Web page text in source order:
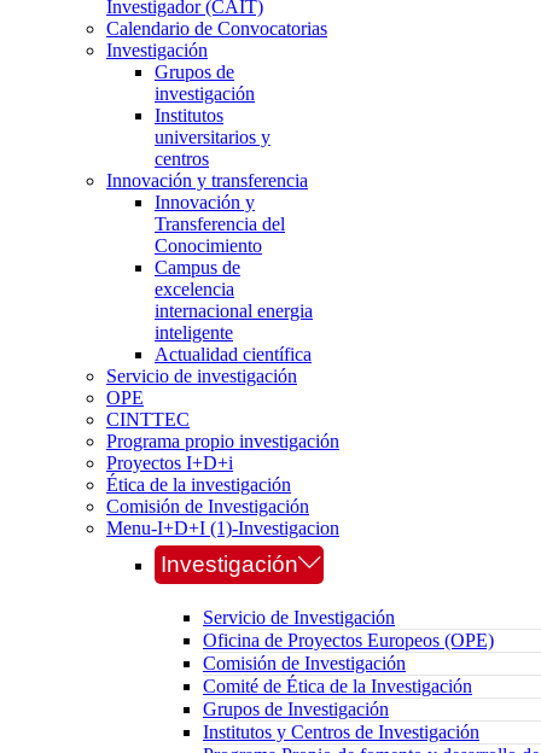
Investigador (CAIT)
Calendario de Convocatorias
Investigación
Grupos de
investigación
Institutos
universitarios y
centros
Innovación y transferencia
Innovación y
Transferencia del
Conocimiento
Campus de
excelencia
internacional energia
inteligente
Actualidad científica
Servicio de investigación
OPE
CINTTEC
Programa propio investigación
Proyectos I+D+i
Ética de la investigación
Comisión de Investigación
Menu-I+D+I (1)-Investigacion
Investigación
Servicio de Investigación
Oficina de Proyectos Europeos (OPE)
Comisión de Investigación
Comité de Ética de la Investigación
Grupos de Investigación
Institutos y Centros de Investigación